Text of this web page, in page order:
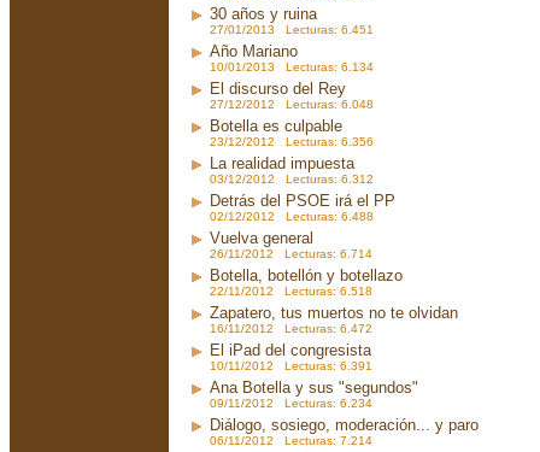
30 años y ruina
27/01/2013 Lecturas: 6.451
Año Mariano
10/01/2013 Lecturas: 6.134
El discurso del Rey
27/12/2012 Lecturas: 6.048
Botella es culpable
23/12/2012 Lecturas: 6.356
La realidad impuesta
03/12/2012 Lecturas: 6.312
Detrás del PSOE irá el PP
02/12/2012 Lecturas: 6.488
Vuelva general
26/11/2012 Lecturas: 6.714
Botella, botellón y botellazo
22/11/2012 Lecturas: 6.518
Zapatero, tus muertos no te olvidan
16/11/2012 Lecturas: 6.472
El iPad del congresista
10/11/2012 Lecturas: 6.391
Ana Botella y sus "segundos"
09/11/2012 Lecturas: 6.234
Diálogo, sosiego, moderación... y paro
06/11/2012 Lecturas: 7.214